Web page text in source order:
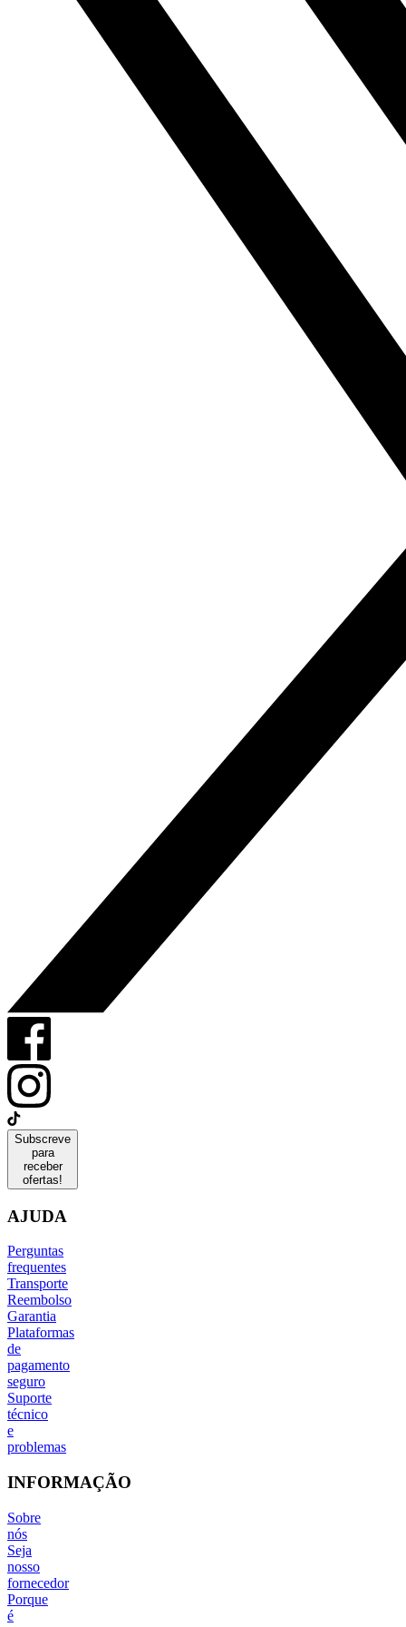
Subscreve
para
receber
ofertas!
AJUDA
Perguntas
frequentes
Transporte
Reembolso
Garantia
Plataformas
de
pagamento
seguro
Suporte
técnico
e
problemas
INFORMAÇÃO
Sobre
nós
Seja
nosso
fornecedor
Porque
é